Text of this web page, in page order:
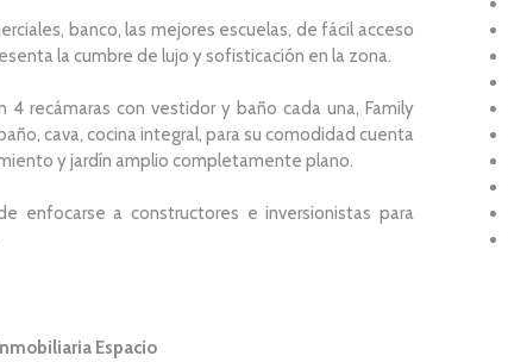
banco, las mejores escuelas, de fácil acceso
la cumbre de lujo y sofisticación en la zona.
4 recámaras con vestidor y baño cada una, Family
cava, cocina integral, para su comodidad cuenta
y jardín amplio completamente plano.
enfocarse a constructores e inversionistas para
Espacio